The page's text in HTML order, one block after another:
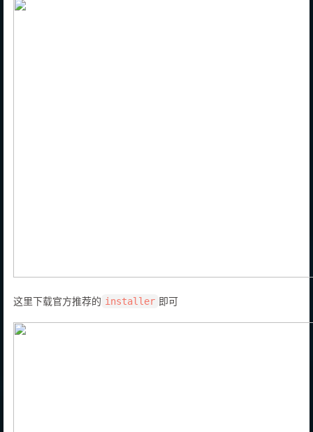
这里下载官方推荐的 installer 即可